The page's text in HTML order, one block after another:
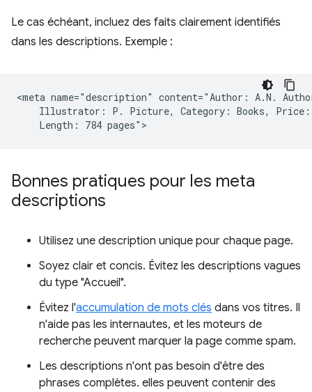
Le cas échéant, incluez des faits clairement identifiés
dans les descriptions. Exemple :
<meta name="description" content="Author: A.N.
Illustrator: P. Picture, Category: Books,
Bonnes pratiques pour les meta
descriptions
Utilisez une description unique pour chaque page.
Soyez clair et concis. Évitez les descriptions vagues
du type "Accueil".
Évitez l'accumulation de mots clés dans vos titres. Il
n'aide pas les internautes, et les moteurs de
recherche peuvent marquer la page comme spam.
Les descriptions n'ont pas besoin d'être des
phrases complètes. elles peuvent contenir des